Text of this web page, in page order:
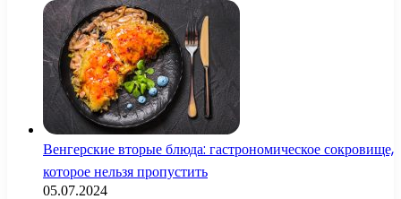
Венгерские вторые блюда: гастрономическое сокровище,
которое нельзя пропустить
05.07.2024